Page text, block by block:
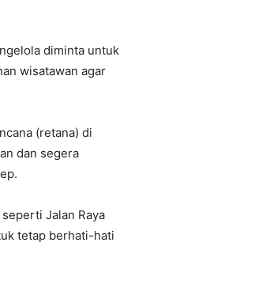
diminta untuk
wisatawan agar
(retana) di
dan segera
Jalan Raya
tetap berhati-hati